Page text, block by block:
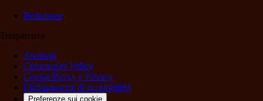
Redazione
Trasparenza
Archivio
Community Policy
Cookie Policy e Privacy
Dichiarazione di accessibilità
Preferenze sui cookie